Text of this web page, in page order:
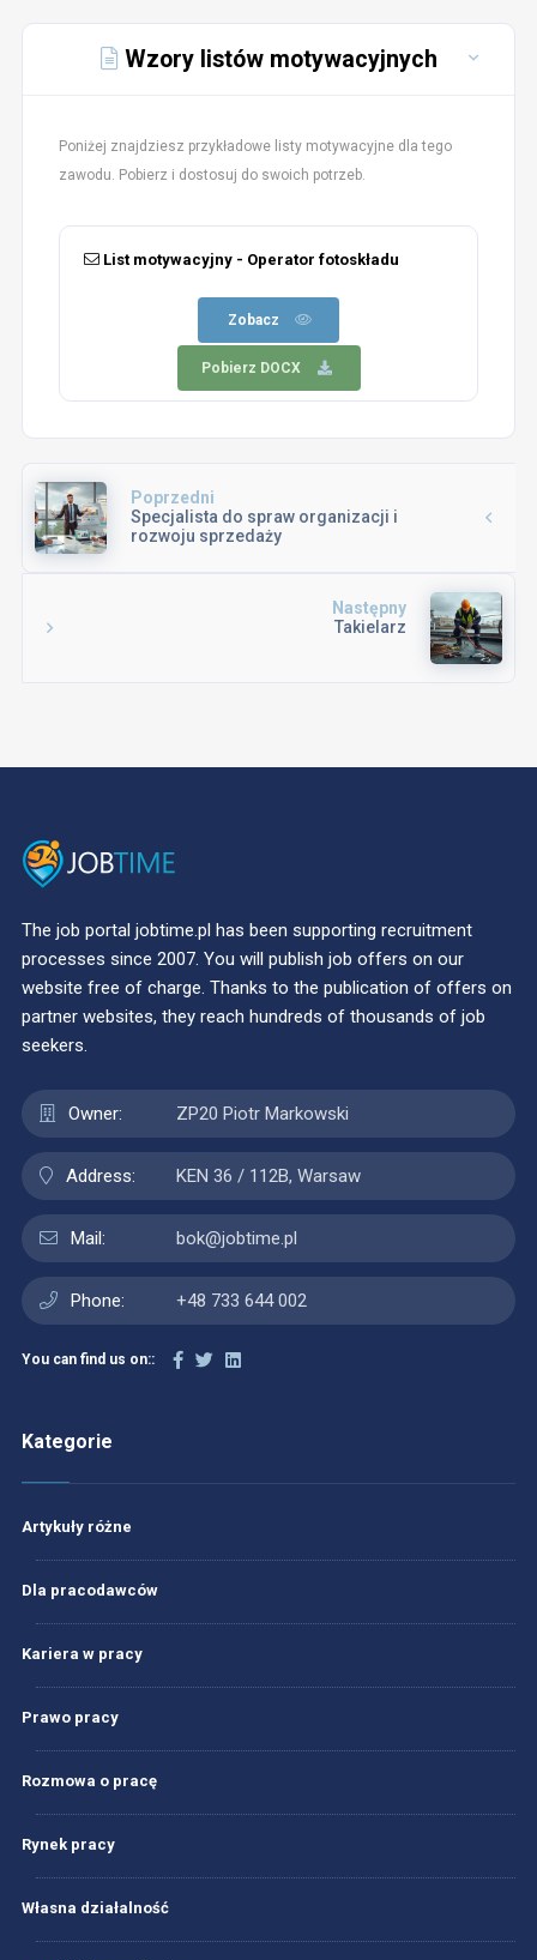
Wzory listów motywacyjnych
Poniżej znajdziesz przykładowe listy motywacyjne dla tego
zawodu. Pobierz i dostosuj do swoich potrzeb.
List motywacyjny - Operator fotoskładu
Zobacz
Pobierz DOCX
Poprzedni
Specjalista do spraw organizacji i
rozwoju sprzedaży
Następny
Takielarz
The job portal jobtime.pl has been supporting recruitment
processes since 2007. You will publish job offers on our
website free of charge. Thanks to the publication of offers on
partner websites, they reach hundreds of thousands of job
seekers.
Owner: ZP20 Piotr Markowski
Address: KEN 36 / 112B, Warsaw
Mail: bok@jobtime.pl
Phone: +48 733 644 002
You can find us on::
Kategorie
Artykuły różne
Dla pracodawców
Kariera w pracy
Prawo pracy
Rozmowa o pracę
Rynek pracy
Własna działalność